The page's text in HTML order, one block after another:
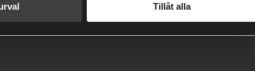
Tillåt alla